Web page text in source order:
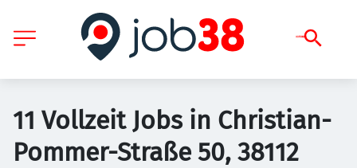
11 Vollzeit Jobs in Christian-
Pommer-Straße 50, 38112